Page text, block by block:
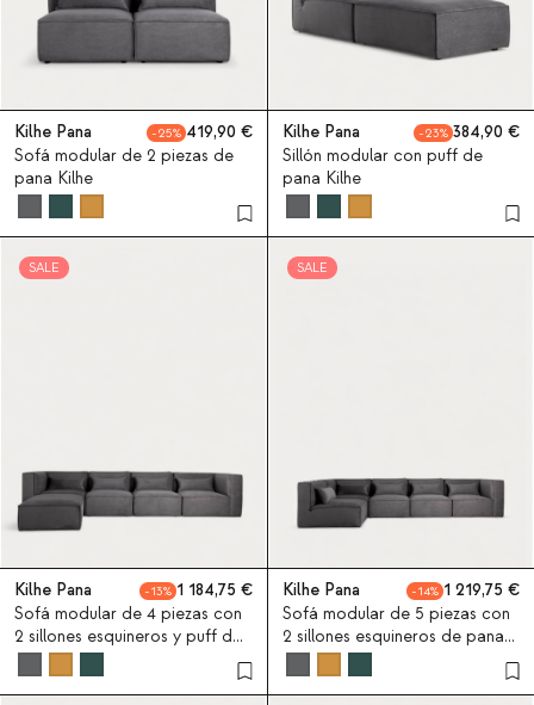
Kilhe Pana 25
419,90
Sofá modular de 2 piezas de
pana Kilhe
Kilhe Pana 23
384,90
Sillón modular con puff de
pana Kilhe
SALE
Kilhe Pana 13
1 184,75
Sofá modular de 4 piezas con
2 sillones esquineros y puff de
pana Kilhe
SALE
Kilhe Pana 14
1 219,75
Sofá modular de 5 piezas con
2 sillones esquineros de pana
Kilhe